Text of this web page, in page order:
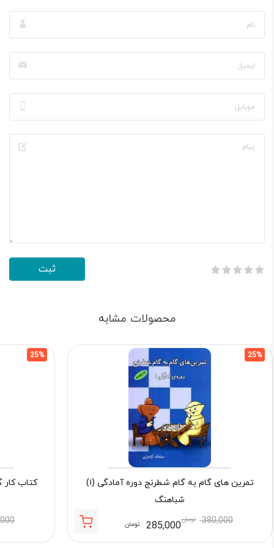
محصولات مشابه
25%
تمرین های گام به گام شطرنج دوره آمادگی (۱)
شباهنگ
380,000 تومان285,000 تومان
25%